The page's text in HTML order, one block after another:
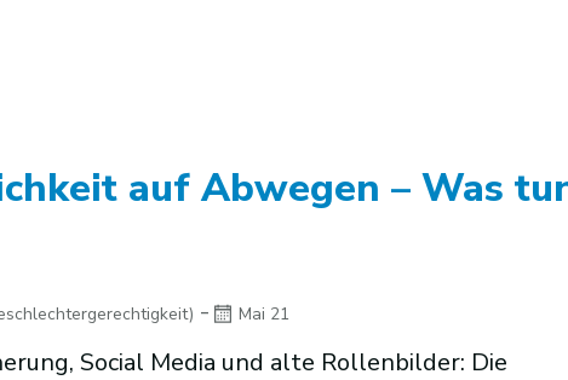
auf Abwegen – Was
- Mai 21
Social Media und alte Rollenbilder: Die